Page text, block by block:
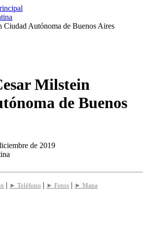
Ciudad Autónoma de Buenos Aires
Milstein
de Buenos
de 2019
| ► Teléfono | ► Fotos | ► Mapa